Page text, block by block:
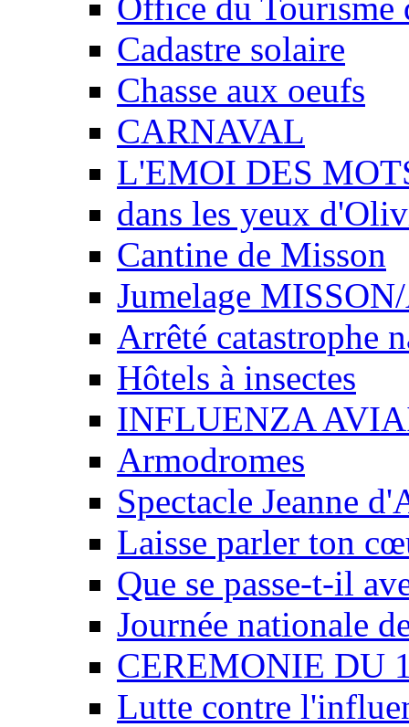
Cadastre solaire
Chasse aux oeufs
CARNAVAL
L'EMOI DES
dans les yeux
Cantine de Misson
Jumelage
Arrêté catastrophe
Hôtels à insectes
INFLUENZA
Armodromes
Spectacle Jeanne
Laisse parler ton
Que se passe-t-il
Journée nationale
CEREMONIE DU
Lutte contre